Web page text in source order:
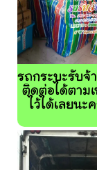
รถกระบะรับจ้
ติดต่อได้ตาม
ไว้ได้เลยนะ